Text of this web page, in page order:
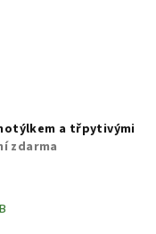
a třpytivými
zdarma